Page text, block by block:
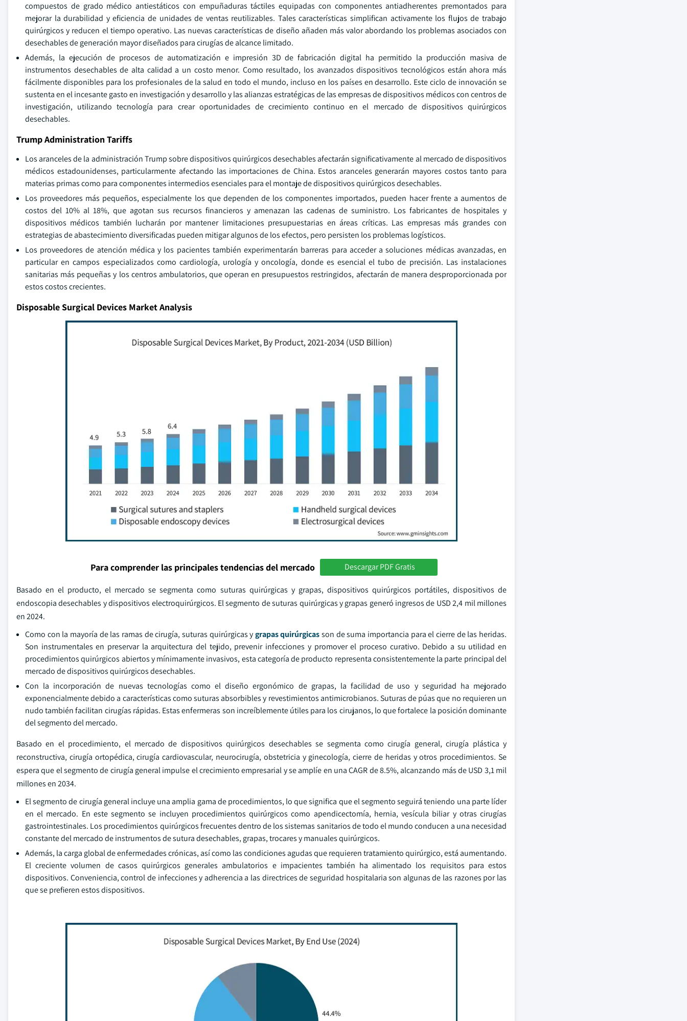
compuestos de grado médico antiestáticos con empuñaduras táctiles equipadas con componentes antiadherentes premontados para
mejorar la durabilidad y eficiencia de unidades de ventas reutilizables. Tales características simplifican activamente los flujos de trabajo
quirúrgicos y reducen el tiempo operativo. Las nuevas características de diseño añaden más valor abordando los problemas asociados con
desechables de generación mayor diseñados para cirugías de alcance limitado.
Además, la ejecución de procesos de automatización e impresión 3D de fabricación digital ha permitido la producción masiva de
instrumentos desechables de alta calidad a un costo menor. Como resultado, los avanzados dispositivos tecnológicos están ahora más
fácilmente disponibles para los profesionales de la salud en todo el mundo, incluso en los países en desarrollo. Este ciclo de innovación se
sustenta en el incesante gasto en investigación y desarrollo y las alianzas estratégicas de las empresas de dispositivos médicos con centros de
investigación, utilizando tecnología para crear oportunidades de crecimiento continuo en el mercado de dispositivos quirúrgicos
desechables.
Trump Administration Tariffs
Los aranceles de la administración Trump sobre dispositivos quirúrgicos desechables afectarán significativamente al mercado de dispositivos
médicos estadounidenses, particularmente afectando las importaciones de China. Estos aranceles generarán mayores costos tanto para
materias primas como para componentes intermedios esenciales para el montaje de dispositivos quirúrgicos desechables.
Los proveedores más pequeños, especialmente los que dependen de los componentes importados, pueden hacer frente a aumentos de
costos del 10% al 18%, que agotan sus recursos financieros y amenazan las cadenas de suministro. Los fabricantes de hospitales y
dispositivos médicos también lucharán por mantener limitaciones presupuestarias en áreas críticas. Las empresas más grandes con
estrategias de abastecimiento diversificadas pueden mitigar algunos de los efectos, pero persisten los problemas logísticos.
Los proveedores de atención médica y los pacientes también experimentarán barreras para acceder a soluciones médicas avanzadas, en
particular en campos especializados como cardiología, urología y oncología, donde es esencial el tubo de precisión. Las instalaciones
sanitarias más pequeñas y los centros ambulatorios, que operan en presupuestos restringidos, afectarán de manera desproporcionada por
estos costos crecientes.
Disposable Surgical Devices Market Analysis
Para comprender las principales tendencias del mercado Descargar PDF Gratis
Basado en el producto, el mercado se segmenta como suturas quirúrgicas y grapas, dispositivos quirúrgicos portátiles, dispositivos de
endoscopia desechables y dispositivos electroquirúrgicos. El segmento de suturas quirúrgicas y grapas generó ingresos de USD 2,4 mil millones
en 2024.
Como con la mayoría de las ramas de cirugía, suturas quirúrgicas ygrapas quirúrgicasson de suma importancia para el cierre de las heridas.
Son instrumentales en preservar la arquitectura del tejido, prevenir infecciones y promover el proceso curativo. Debido a su utilidad en
procedimientos quirúrgicos abiertos y mínimamente invasivos, esta categoría de producto representa consistentemente la parte principal del
mercado de dispositivos quirúrgicos desechables.
Con la incorporación de nuevas tecnologías como el diseño ergonómico de grapas, la facilidad de uso y seguridad ha mejorado
exponencialmente debido a características como suturas absorbibles y revestimientos antimicrobianos. Suturas de púas que no requieren un
nudo también facilitan cirugías rápidas. Estas enfermeras son increíblemente útiles para los cirujanos, lo que fortalece la posición dominante
del segmento del mercado.
Basado en el procedimiento, el mercado de dispositivos quirúrgicos desechables se segmenta como cirugía general, cirugía plástica y
reconstructiva, cirugía ortopédica, cirugía cardiovascular, neurocirugía, obstetricia y ginecología, cierre de heridas y otros procedimientos. Se
espera que el segmento de cirugía general impulse el crecimiento empresarial y se amplíe en una CAGR de 8.5%, alcanzando más de USD 3,1 mil
millones en 2034.
El segmento de cirugía general incluye una amplia gama de procedimientos, lo que significa que el segmento seguirá teniendo una parte líder
en el mercado. En este segmento se incluyen procedimientos quirúrgicos como apendicectomía, hernia, vesícula biliar y otras cirugías
gastrointestinales. Los procedimientos quirúrgicos frecuentes dentro de los sistemas sanitarios de todo el mundo conducen a una necesidad
constante del mercado de instrumentos de sutura desechables, grapas, trocares y manuales quirúrgicos.
Además, la carga global de enfermedades crónicas, así como las condiciones agudas que requieren tratamiento quirúrgico, está aumentando.
El creciente volumen de casos quirúrgicos generales ambulatorios e impacientes también ha alimentado los requisitos para estos
dispositivos. Conveniencia, control de infecciones y adherencia a las directrices de seguridad hospitalaria son algunas de las razones por las
que se prefieren estos dispositivos.